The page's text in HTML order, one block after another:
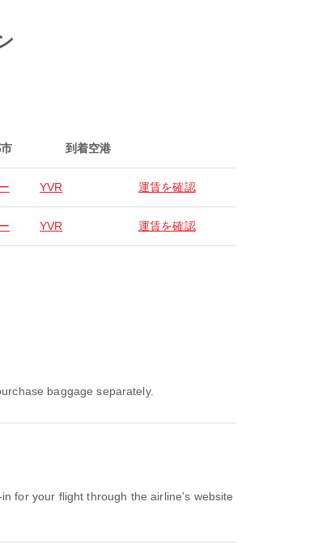
到着空港
YVR 運賃を確認
YVR 運賃を確認
baggage separately.